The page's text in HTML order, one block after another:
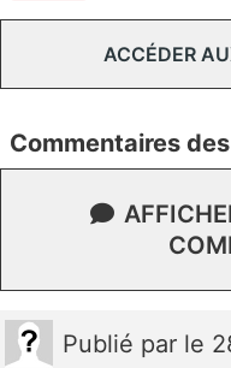
ACCÉDER
Commentaires
Publié par le